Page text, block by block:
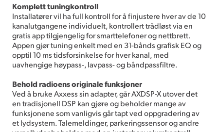
Komplett tuningkontroll
Installatører vil ha full kontroll for å finjustere hver av de 10
kanalutgangene individuelt, kontrollert trådløst via en
gratis app tilgjengelig for smarttelefoner og nettbrett.
Appen gjør tuning enkelt med en 31-bånds grafisk EQ og
opptil 10 ms tidsforsinkelse for hver kanal, med
uavhengige høypass-, lavpass- og båndpassfiltre.
Behold radioens originale funksjoner
Ved å bruke Axxess sin adapter, går AXDSP-X utover det
en tradisjonell DSP kan gjøre og beholder mange av
funksjonene som vanligvis går tapt ved oppgradering av
et lydsystem. Talemeldinger, parkeringssensor og andre